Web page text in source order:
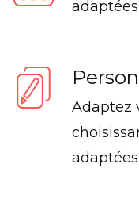
Adaptez
adaptées